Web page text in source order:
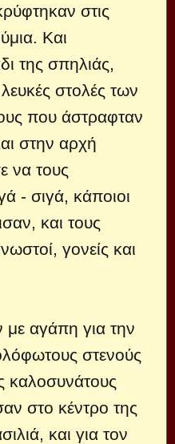
στις
Και
της σπηλιάς,
στολές των
που άστραφταν
στην αρχή
να τους
- σιγά, κάποιοι
και τους
γονείς και
με αγάπη για την
στενούς
καλοσυνάτους
στο κέντρο της
και για τον